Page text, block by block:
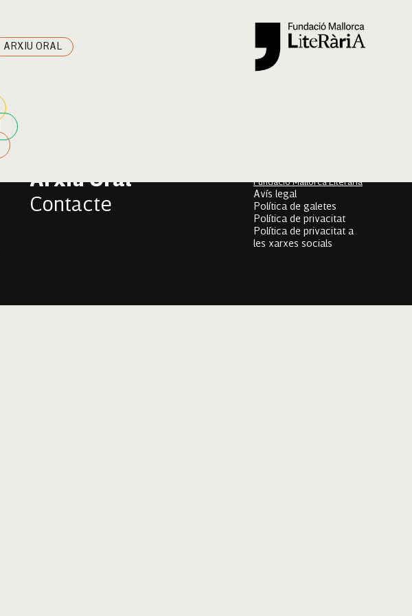
ARXIU ORAL
Arxiu Oral
Contacte
Fundació Mallorca Literària
Avís legal
Política de galetes
Política de privacitat
Política de privacitat a
les xarxes socials